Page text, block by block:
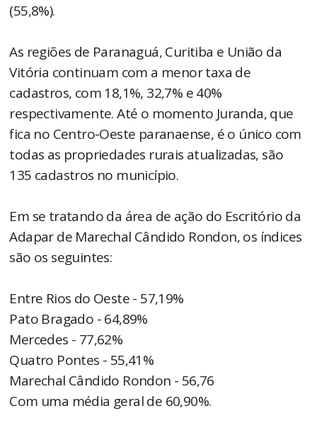
(55,8%).
As regiões de Paranaguá, Curitiba e União da
Vitória continuam com a menor taxa de
cadastros, com 18,1%, 32,7% e 40%
respectivamente. Até o momento Juranda, que
fica no Centro-Oeste paranaense, é o único com
todas as propriedades rurais atualizadas, são
135 cadastros no município.
Em se tratando da área de ação do Escritório da
Adapar de Marechal Cândido Rondon, os índices
são os seguintes:
Entre Rios do Oeste - 57,19%
Pato Bragado - 64,89%
Mercedes - 77,62%
Quatro Pontes - 55,41%
Marechal Cândido Rondon - 56,76
Com uma média geral de 60,90%.